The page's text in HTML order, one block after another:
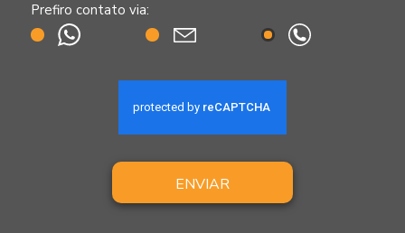
Prefiro contato via:
ENVIAR